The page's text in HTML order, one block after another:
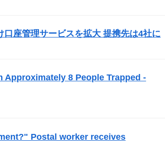
座管理サービスを拡大 提携先は4社に
Approximately 8 People Trapped -
Postal worker receives